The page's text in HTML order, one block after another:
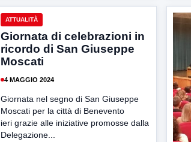
ATTUALITÀ
Giornata di celebrazioni in
ricordo di San Giuseppe
Moscati
4 MAGGIO 2024
Giornata nel segno di San Giuseppe
Moscati per la città di Benevento
ieri grazie alle iniziative promosse dalla
Delegazione...